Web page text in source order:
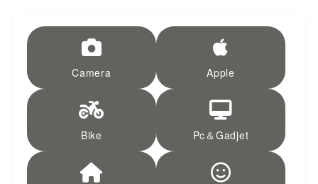
Camera Apple
Bike Pc＆Gadjet